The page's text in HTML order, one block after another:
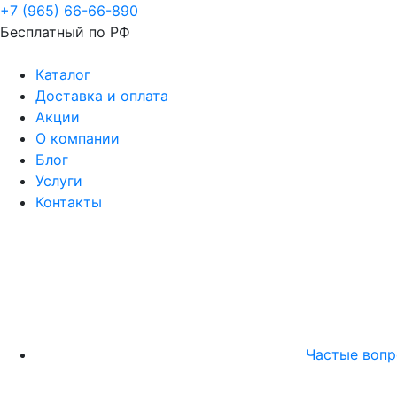
+7 (965) 66-66-890
Бесплатный по РФ
Каталог
Доставка и оплата
Акции
О компании
Блог
Услуги
Контакты
Частые